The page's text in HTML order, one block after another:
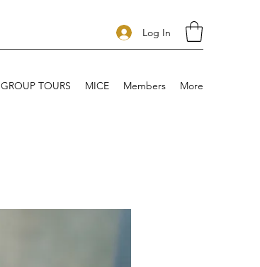
Log In
GROUP TOURS MICE Members More